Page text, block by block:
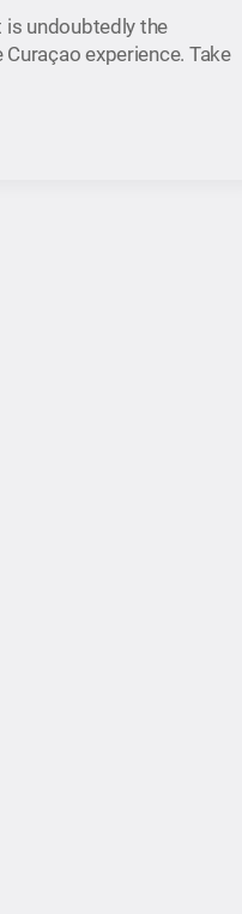
undoubtedly the
experience. Take